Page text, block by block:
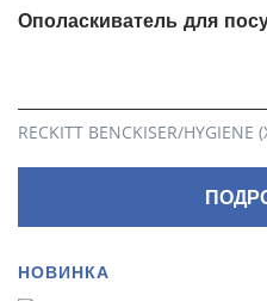
Ополаскиватель для
RECKITT BENCKISER/
НОВИНКА